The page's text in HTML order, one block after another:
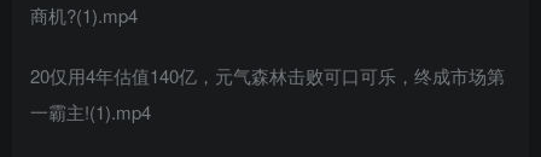
商机?(1).mp4
20仅用4年估值140亿，元气森林击败可口可乐，终成市场第
一霸主!(1).mp4